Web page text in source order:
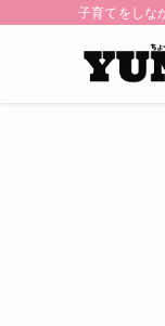
子育てをしな